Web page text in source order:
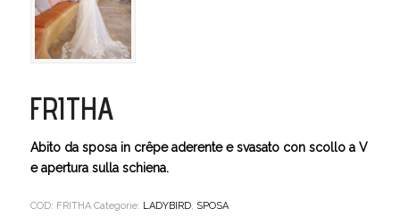
FRITHA
Abito da sposa in crêpe aderente e svasato con scollo a V
e apertura sulla schiena.
COD: FRITHA Categorie: LADYBIRD, SPOSA